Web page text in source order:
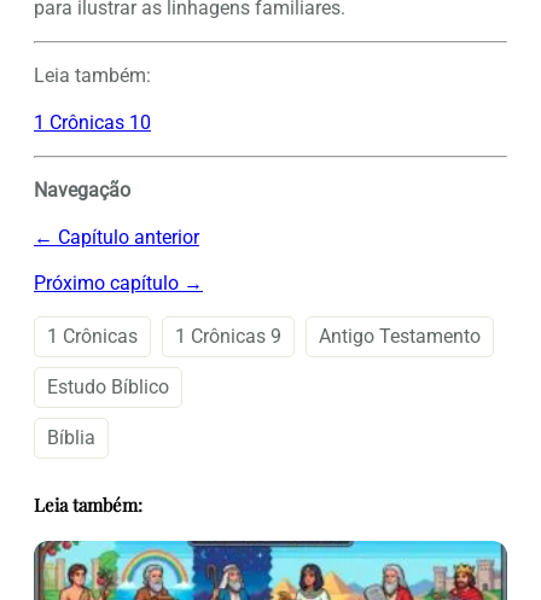
para ilustrar as linhagens familiares.
Leia também:
1 Crônicas 10
Navegação
← Capítulo anterior
Próximo capítulo →
1 Crônicas 1 Crônicas 9 Antigo Testamento
Estudo Bíblico
Bíblia
Leia também: